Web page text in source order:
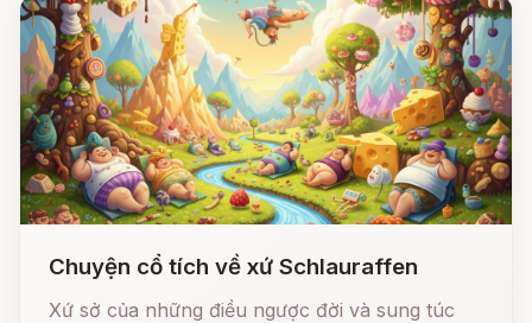
Chuyện cổ tích về xứ Schlauraffen
Xứ sở của những điều ngược đời và sung túc